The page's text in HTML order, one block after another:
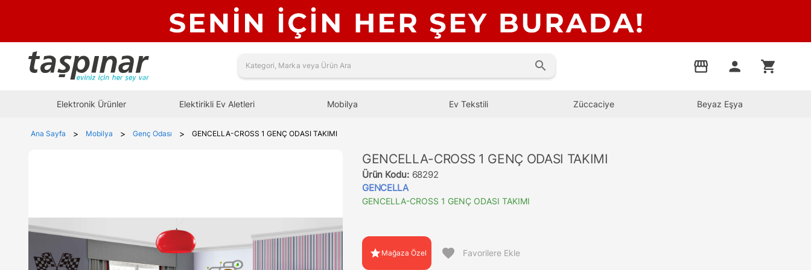
search storefront person shopping_cart
Elektronik Ürünler Elektirikli Ev Aletleri Mobilya Ev Tekstili Züccaciye Beyaz Eşya
Ana Sayfa > Mobilya > Genç Odası > GENCELLA-CROSS 1 GENÇ ODASI TAKIMI
GENCELLA-CROSS 1 GENÇ ODASI TAKIMI
Ürün Kodu: 68292
GENCELLA
GENCELLA-CROSS 1 GENÇ ODASI TAKIMI
star Mağaza Özel favorite Favorilere Ekle